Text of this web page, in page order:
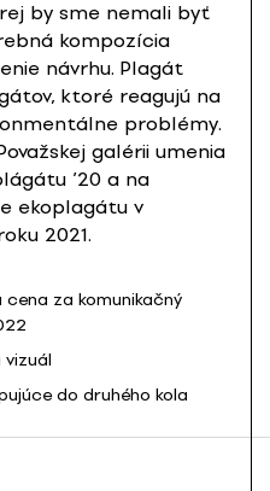
by sme nemali byť
kompozícia
návrhu. Plagát
ktoré reagujú na
problémy.
galérii umenia
’20 a na
ekoplagátu v
2021.
cena za komunikačný
do druhého kola